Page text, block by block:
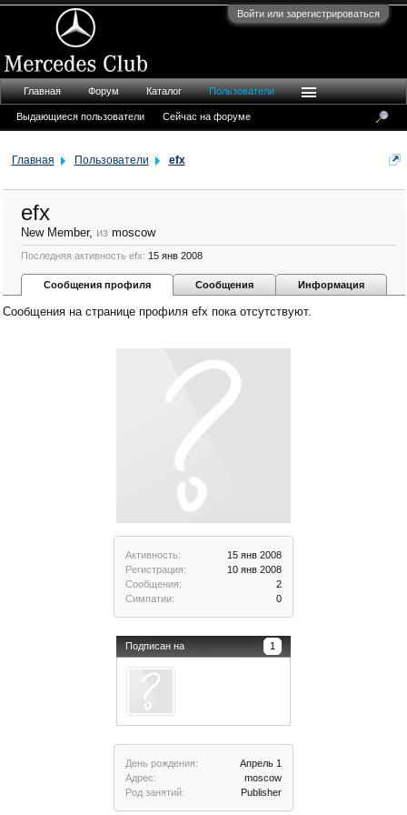
Войти или зарегистрироваться
Главная Пользователи efx
Активность:
15 янв 2008
Регистрация:
10 янв 2008
Сообщения:
2
Симпатии:
0
Подписан на 1
День рождения:
Апрель 1
Адрес:
moscow
Род занятий:
Publisher
efx
New Member, из moscow
Последняя активность efx: 15 янв 2008
Сообщения профиля Сообщения Информация
Сообщения на странице профиля efx пока отсутствуют.
Главная Форум Каталог Пользователи
Выдающиеся пользователи Сейчас на форуме